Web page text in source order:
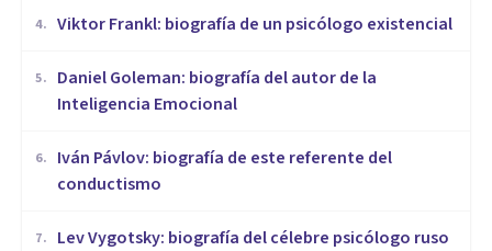
4. Viktor Frankl: biografía de un psicólogo existencial
5.
Daniel Goleman: biografía del autor de la
Inteligencia Emocional
6.
Iván Pávlov: biografía de este referente del
conductismo
7. Lev Vygotsky: biografía del célebre psicólogo ruso